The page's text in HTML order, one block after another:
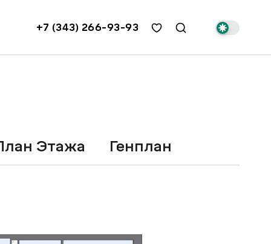
+7 (343) 266-93-93
План Этажа Генплан